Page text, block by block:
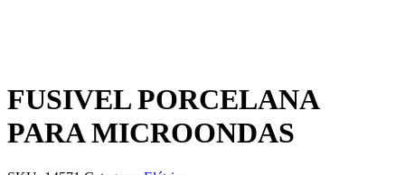
FUSIVEL PORCELANA
PARA MICROONDAS